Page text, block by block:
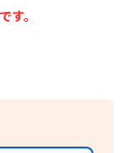
す。